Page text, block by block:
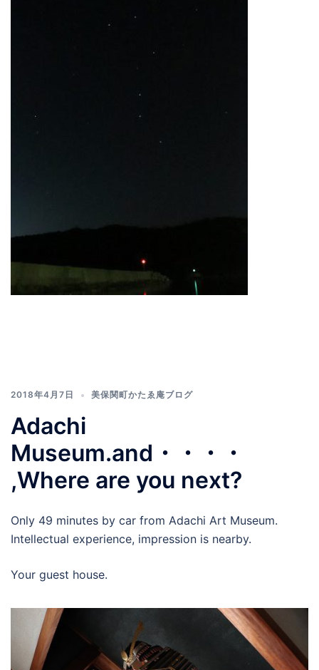
2018年4月7日 美保関町かたゑ庵ブログ
Adachi
Museum.and・・・・
,Where are you next?
Only 49 minutes by car from Adachi Art Museum.
Intellectual experience, impression is nearby.
Your guest house.